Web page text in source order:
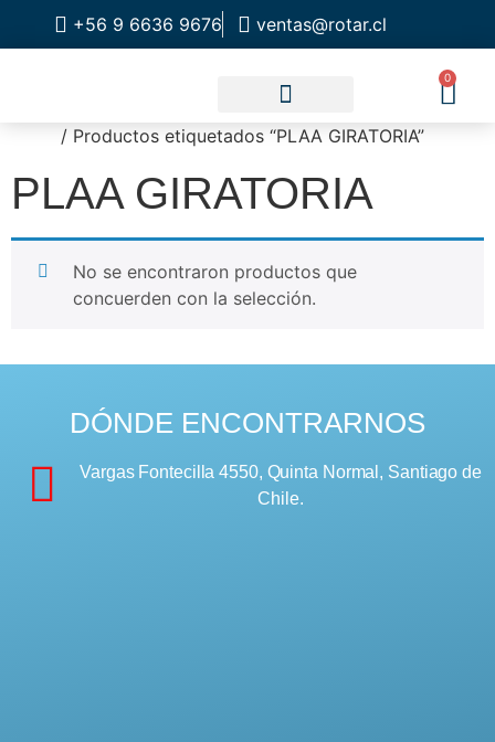
+56 9 6636 9676 ventas@rotar.cl
0
/ Productos etiquetados “PLAA GIRATORIA”
PLAA GIRATORIA
No se encontraron productos que
concuerden con la selección.
DÓNDE ENCONTRARNOS
Vargas Fontecilla 4550, Quinta Normal, Santiago de
Chile.